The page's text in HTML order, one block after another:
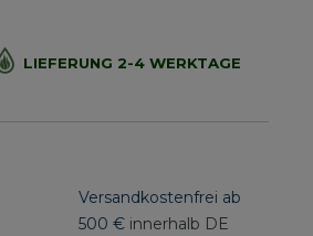
LIEFERUNG 2-4 WERKTAGE
Versandkostenfrei ab
500 € innerhalb DE